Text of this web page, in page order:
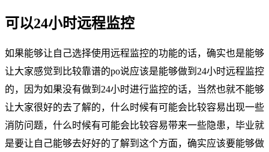
可以24小时远程监控
如果能够让自己选择使用远程监控的功能的话，确实也是能够
让大家感觉到比较靠谱的po说应该是能够做到24小时远程监控
的，因为如果没有做到24小时进行监控的话，当然也就不能够
让大家很好的去了解的，什么时候有可能会比较容易出现一些
消防问题，什么时候有可能会比较容易带来一些隐患，毕业就
是要让自己能够去好好的了解到这个方面，确实应该要能够做